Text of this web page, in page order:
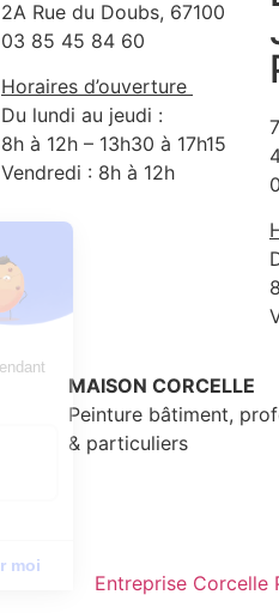
2A Rue du Doubs, 67100
03 85 45 84 60
Horaires d’ouverture
Du lundi au jeudi :
8h à 12h – 13h30 à 17h15
Vendredi : 8h à 12h
MAISON CORCELLE
Peinture bâtiment,
& particuliers
Entreprise Corcelle